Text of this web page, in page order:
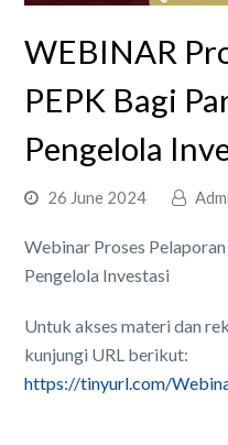
WEBINAR
PEPK Bagi
Pengelola
26 June 2024
Webinar Proses
Pengelola Investasi
Untuk akses materi dan
kunjungi URL berikut:
https://tinyurl.com/